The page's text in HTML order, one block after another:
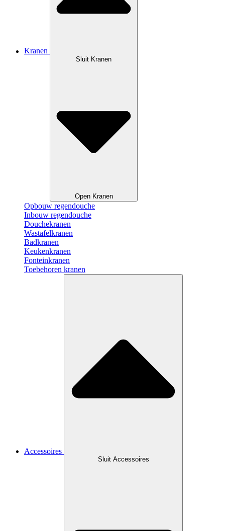
Kranen
Sluit Kranen
Open Kranen
Opbouw regendouche
Inbouw regendouche
Douchekranen
Wastafelkranen
Badkranen
Keukenkranen
Fonteinkranen
Toebehoren kranen
Accessoires
Sluit Accessoires